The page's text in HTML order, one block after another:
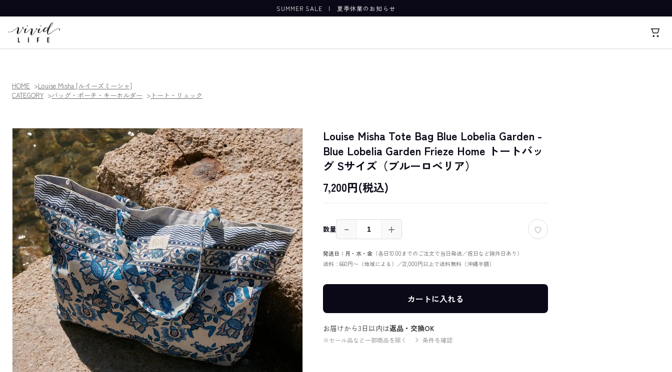
SUMMER SALE |夏季休業のお知らせ
HOME
Louise Misha [ルイーズミーシャ]
CATEGORY
バッグ・ポーチ・キーホルダー トート・リュック
Louise Misha Tote Bag Blue Lobelia Garden -
Blue Lobelia Garden Frieze Home トートバッ
グ Sサイズ（ブルーロベリア）
7,200円(税込)
数量 － ＋
発送日：月・水・金（各日10:00までのご注文で当日発送／祝日など除外日あり）
送料：660円〜（地域による）／22,000円以上で送料無料（沖縄半額）
カートに入れる
お届けから3日以内は返品・交換OK
※セール品など一部商品を除く 条件を確認